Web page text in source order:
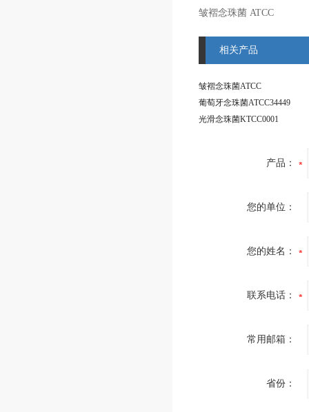
皱褶念珠菌 ATCC
相关产品
皱褶念珠菌ATCC
葡萄牙念珠菌ATCC34449
光滑念珠菌KTCC0001
产品：
您的单位：
您的姓名：
联系电话：
常用邮箱：
省份：